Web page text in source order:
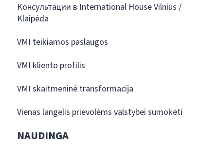
Консультации в International House Vilnius /
Klaipėda
VMI teikiamos paslaugos
VMI kliento profilis
VMI skaitmeninė transformacija
Vienas langelis prievolėms valstybei sumokėti
NAUDINGA